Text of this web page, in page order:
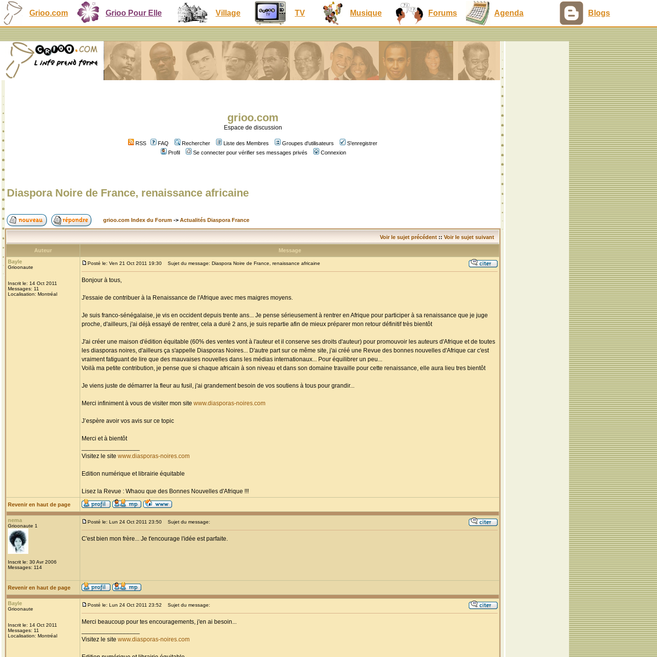
Grioo.com Grioo Pour Elle Village TV Musique Forums Agenda Blogs
grioo.com
Espace de discussion
RSS FAQ Rechercher Liste des Membres Groupes d'utilisateurs
S'enregistrer
Profil
Se connecter pour vérifier ses messages privés Connexion
Diaspora Noire de France, renaissance africaine
grioo.com Index du Forum -> Actualités Diaspora France
Voir le sujet précédent :: Voir le sujet suivant
Auteur
Message
Bayle
Grioonaute
Inscrit le: 14 Oct 2011
Messages: 11
Localisation: Montréal
Posté le: Ven 21 Oct 2011 19:30 Sujet du message: Diaspora Noire de France, renaissance africaine
Bonjour à tous,
J'essaie de contribuer à la Renaissance de l'Afrique avec mes maigres moyens.
Je suis franco-sénégalaise, je vis en occident depuis trente ans... Je pense sérieusement à rentrer en Afrique pour participer à sa renaissance que je juge
proche, d'ailleurs, j'ai déjà essayé de rentrer, cela a duré 2 ans, je suis repartie afin de mieux préparer mon retour définitif très bientôt
J'ai créer une maison d'édition équitable (60% des ventes vont à l'auteur et il conserve ses droits d'auteur) pour promouvoir les auteurs d'Afrique et de toutes
les diasporas noires, d'ailleurs ça s'appelle Diasporas Noires... D'autre part sur ce même site, j'ai créé une Revue des bonnes nouvelles d'Afrique car c'est
vraiment fatiguant de lire que des mauvaises nouvelles dans les médias internationaux... Pour équilibrer un peu...
Voilà ma petite contribution, je pense que si chaque africain à son niveau et dans son domaine travaille pour cette renaissance, elle aura lieu tres bientôt
Je viens juste de démarrer la fleur au fusil, j'ai grandement besoin de vos soutiens à tous pour grandir...
Merci infiniment à vous de visiter mon site www.diasporas-noires.com
J’espère avoir vos avis sur ce topic
Merci et à bientôt
Visitez le site www.diasporas-noires.com
Edition numérique et librairie équitable
Lisez la Revue : Whaou que des Bonnes Nouvelles d'Afrique !!!
Revenir en haut de page
nema
Grioonaute 1
Inscrit le: 30 Avr 2006
Messages: 114
Posté le: Lun 24 Oct 2011 23:50 Sujet du message:
C'est bien mon frère... Je t'encourage l'idée est parfaite.
Revenir en haut de page
Bayle
Grioonaute
Inscrit le: 14 Oct 2011
Messages: 11
Localisation: Montréal
Posté le: Lun 24 Oct 2011 23:52 Sujet du message:
Merci beaucoup pour tes encouragements, j'en ai besoin...
Visitez le site www.diasporas-noires.com